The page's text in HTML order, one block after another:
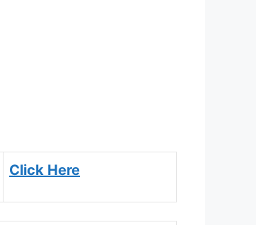
Click Here